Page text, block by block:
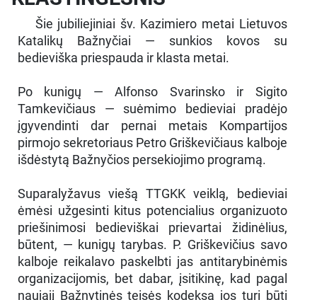
Šie jubiliejiniai šv. Kazimiero metai Lietuvos
Katalikų Bažnyčiai — sunkios kovos su
bedieviška priespauda ir klasta metai.
Po kunigų — Alfonso Svarinsko ir Sigito
Tamkevičiaus — suėmimo bedieviai pradėjo
įgyvendinti dar pernai metais Kompartijos
pirmojo sekretoriaus Petro Griškevičiaus kalboje
išdėstytą Bažnyčios persekiojimo programą.
Suparalyžavus viešą TTGKK veiklą, bedieviai
ėmėsi užgesinti kitus potencialius organizuoto
priešinimosi bedieviškai prievartai židinėlius,
būtent, — kunigų tarybas. P. Griškevičius savo
kalboje reikalavo paskelbti jas antitarybinėmis
organizacijomis, bet dabar, įsitikinę, kad pagal
naująjį Bažnytinės teisės kodeksą jos turi būti